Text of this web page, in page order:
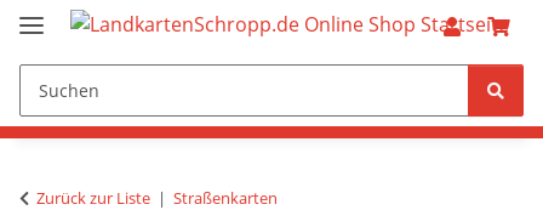
Zurück zur Liste Straßenkarten